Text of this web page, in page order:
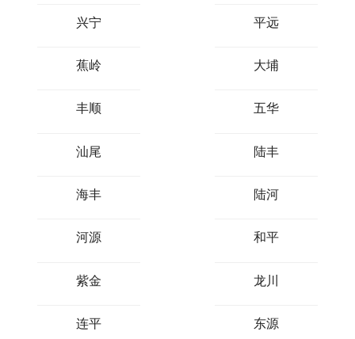
兴宁 平远
蕉岭 大埔
丰顺 五华
汕尾 陆丰
海丰 陆河
河源 和平
紫金 龙川
连平 东源